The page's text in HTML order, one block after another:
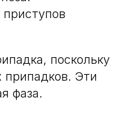
поскольку
припадков. Эти
фаза.